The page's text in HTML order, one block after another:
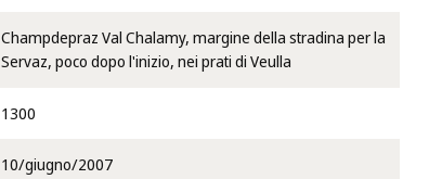
Champdepraz Val Chalamy, margine della stradina per la
Servaz, poco dopo l'inizio, nei prati di Veulla
1300
10/giugno/2007